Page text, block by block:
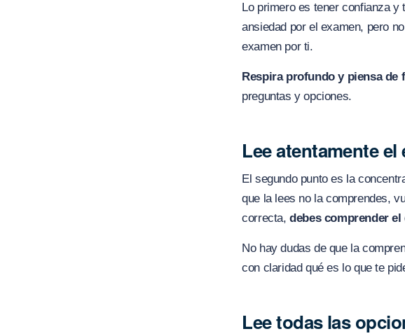
Lo primero es tener confianza
ansiedad por el examen, pero
examen por ti.
Respira profundo y piensa de
preguntas y opciones.
Lee atentamente
El segundo punto es la
que la lees no la comprendes,
correcta,debes comprender
No hay dudas de que la
con claridad qué es lo que te
Lee todas las